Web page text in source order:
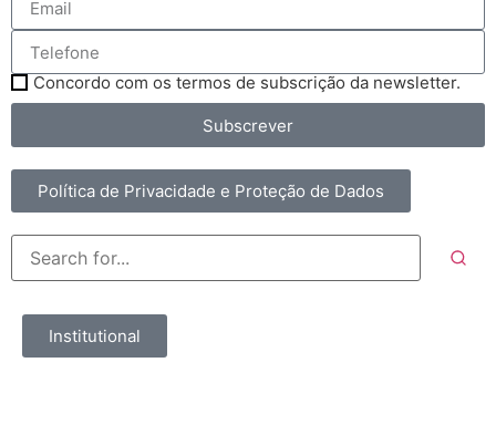
Concordo com os termos de subscrição da newsletter.
Subscrever
Política de Privacidade e Proteção de Dados
Institutional